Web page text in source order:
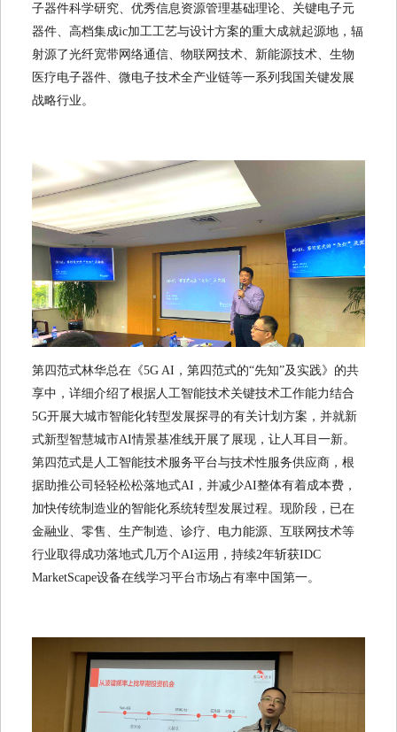
子器件科学研究、优秀信息资源管理基础理论、关键电子元
器件、高档集成ic加工工艺与设计方案的重大成就起源地，辐
射源了光纤宽带网络通信、物联网技术、新能源技术、生物
医疗电子器件、微电子技术全产业链等一系列我国关键发展
战略行业。
第四范式林华总在《5G AI，第四范式的“先知”及实践》的共
享中，详细介绍了根据人工智能技术关键技术工作能力结合
5G开展大城市智能化转型发展探寻的有关计划方案，并就新
式新型智慧城市AI情景基准线开展了展现，让人耳目一新。
第四范式是人工智能技术服务平台与技术性服务供应商，根
据助推公司轻轻松松落地式AI，并减少AI整体有着成本费，
加快传统制造业的智能化系统转型发展过程。现阶段，已在
金融业、零售、生产制造、诊疗、电力能源、互联网技术等
行业取得成功落地式几万个AI运用，持续2年斩获IDC
MarketScape设备在线学习平台市场占有率中国第一。